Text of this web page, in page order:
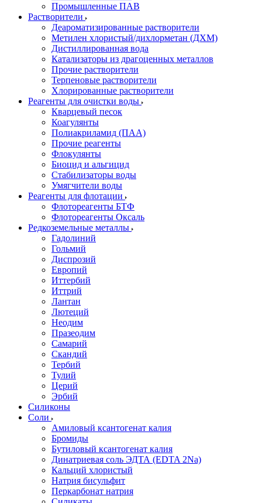
Промышленные ПАВ
Растворители
Деароматизированные растворители
Метилен хлористый/дихлорметан (ДХМ)
Дистиллированная вода
Катализаторы из драгоценных металлов
Прочие растворители
Терпеновые растворители
Хлорированные растворители
Реагенты для очистки воды
Кварцевый песок
Коагулянты
Полиакриламид (ПАА)
Прочие реагенты
Флокулянты
Биоцид и альгицид
Стабилизаторы воды
Умягчители воды
Реагенты для флотации
Флотореагенты БТФ
Флотореагенты Оксаль
Редкоземельные металлы
Гадолиний
Гольмий
Диспрозий
Европий
Иттербий
Иттрий
Лантан
Лютеций
Неодим
Празеодим
Самарий
Скандий
Тербий
Тулий
Церий
Эрбий
Силиконы
Соли
Амиловый ксантогенат калия
Бромиды
Бутиловый ксантогенат калия
Динатриевая соль ЭДТА (EDTA 2Na)
Кальций хлористый
Натрия бисульфит
Перкарбонат натрия